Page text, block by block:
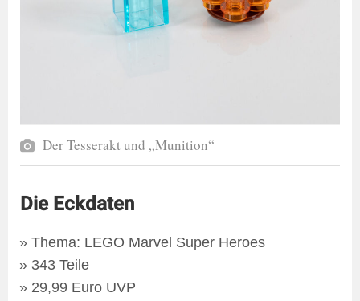
Der Tesserakt und „Munition“
Die Eckdaten
Thema: LEGO Marvel Super Heroes
343 Teile
29,99 Euro UVP